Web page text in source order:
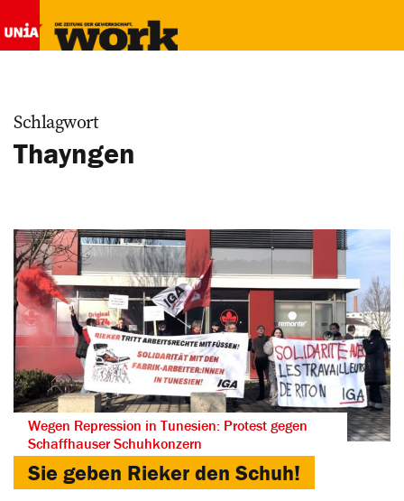
Schlagwort
Thayngen
Wegen Repression in Tunesien: Protest gegen
Schaffhauser Schuhkonzern
Sie geben Rieker den Schuh!